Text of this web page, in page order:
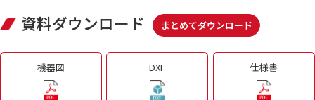
資料ダウンロード まとめてダウンロード
機器図 DXF 仕様書